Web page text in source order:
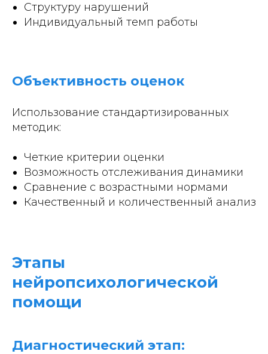
Структуру нарушений
Индивидуальный темп работы
Объективность оценок
Использование стандартизированных
методик:
Четкие критерии оценки
Возможность отслеживания динамики
Сравнение с возрастными нормами
Качественный и количественный анализ
Этапы
нейропсихологической
помощи
Диагностический этап: